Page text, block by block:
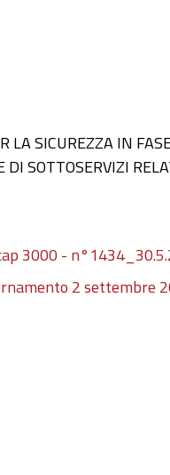
LA SICUREZZA IN
SOTTOSERVIZI
3000 -
2 settembre